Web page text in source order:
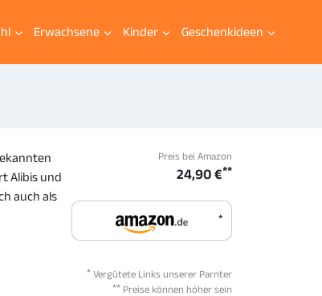
Erwachsene Kinder Geschenkideen
Alibis und
auch als
Preis bei Amazon
24,90 €**
*
* Vergütete Links unserer Parnter
** Preise können höher sein